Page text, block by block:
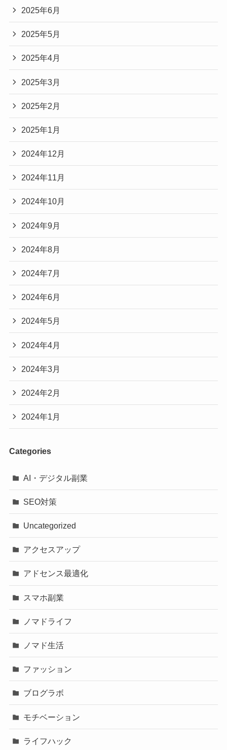
2025年6月
2025年5月
2025年4月
2025年3月
2025年2月
2025年1月
2024年12月
2024年11月
2024年10月
2024年9月
2024年8月
2024年7月
2024年6月
2024年5月
2024年4月
2024年3月
2024年2月
2024年1月
Categories
AI・デジタル副業
SEO対策
Uncategorized
アクセスアップ
アドセンス最適化
スマホ副業
ノマドライフ
ノマド生活
ファッション
ブログラボ
モチベーション
ライフハック